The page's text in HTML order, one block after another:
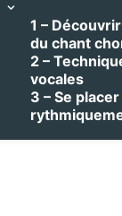
1 – Découvrir
du chant
2 –
vocales
3 – Se placer